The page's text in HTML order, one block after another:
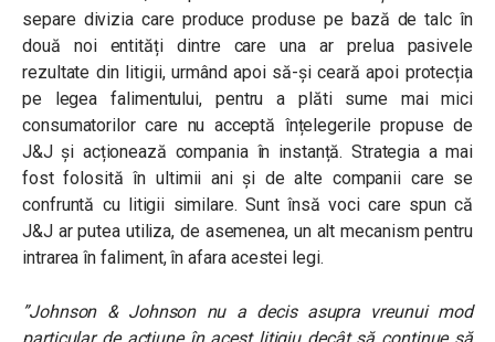
separe divizia care produce produse pe bază de talc în
două noi entități dintre care una ar prelua pasivele
rezultate din litigii, urmând apoi să-și ceară apoi protecția
pe legea falimentului, pentru a plăti sume mai mici
consumatorilor care nu acceptă înțelegerile propuse de
J&J și acționează compania în instanță. Strategia a mai
fost folosită în ultimii ani și de alte companii care se
confruntă cu litigii similare. Sunt însă voci care spun că
J&J ar putea utiliza, de asemenea, un alt mecanism pentru
intrarea în faliment, în afara acestei legi.
”Johnson & Johnson nu a decis asupra vreunui mod